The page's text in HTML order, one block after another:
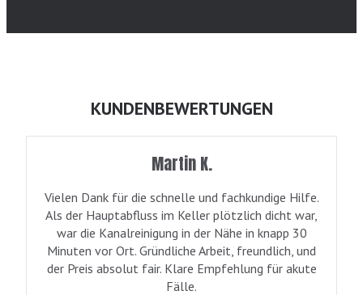
KUNDENBEWERTUNGEN
Martin K.
Vielen Dank für die schnelle und fachkundige Hilfe.
Als der Hauptabfluss im Keller plötzlich dicht war,
war die Kanalreinigung in der Nähe in knapp 30
Minuten vor Ort. Gründliche Arbeit, freundlich, und
der Preis absolut fair. Klare Empfehlung für akute
Fälle.